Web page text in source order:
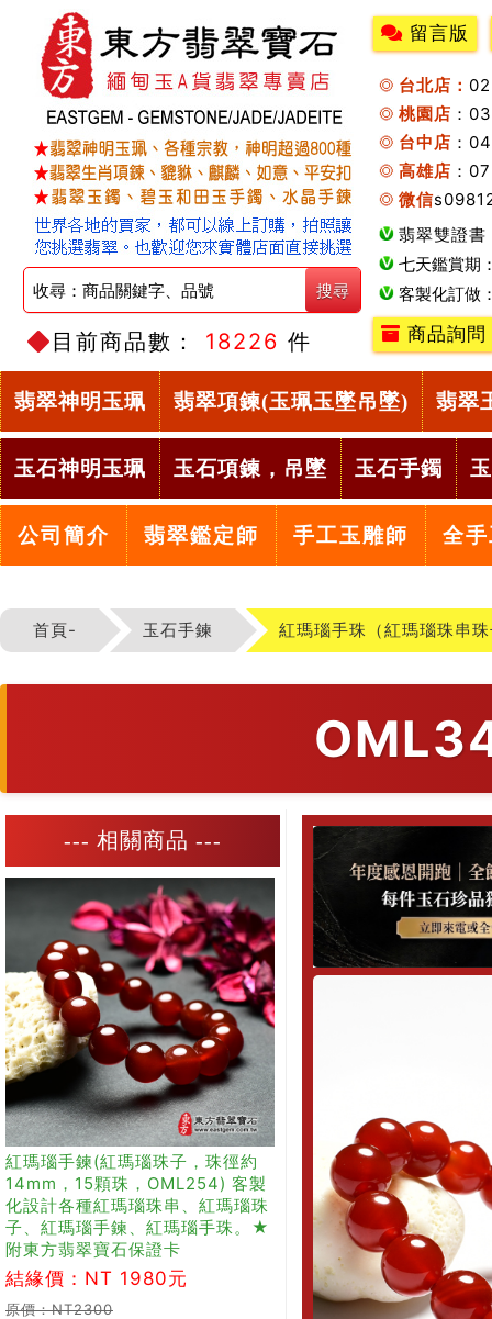
目前商品數： 18226 件
留言版
台北店：
桃園店 ：
台中店 ：
高雄店 ：
微信
翡翠雙證書
七天鑑賞期
客製化訂做
商品詢問
翡翠神明玉珮 翡翠項鍊(玉珮玉墜吊墜) 翡翠
玉石神明玉珮 玉石項鍊，吊墜 玉石手鐲
公司簡介 翡翠鑑定師 手工玉雕師 全
首頁- 玉石手鍊 紅瑪瑙手珠（紅瑪瑙珠串
--- 相關商品 ---
紅瑪瑙手鍊(紅瑪瑙珠子，珠徑約
14mm，15顆珠，OML254) 客製
化設計各種紅瑪瑙珠串、紅瑪瑙珠
子、紅瑪瑙手鍊、紅瑪瑙手珠。★
附東方翡翠寶石保證卡
結緣價：NT 1980元
原價：NT2300